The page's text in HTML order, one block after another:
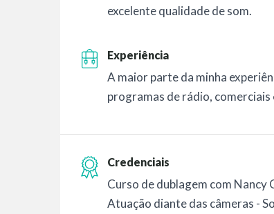
excelente qualidade de som.
Experiência
A maior parte da minha
programas de rádio, comerciais
Credenciais
Curso de dublagem com
Atuação diante das câmeras -